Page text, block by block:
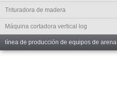
Trituradora de madera
Máquina cortadora vertical log
línea de producción de equipos de arena